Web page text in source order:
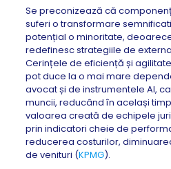
Se preconizează că
suferi o transformare
potențial o minoritate,
redefinesc strategiile de
Cerințele de eficiență și
pot duce la o mai mare
avocat și de instrumentele AI,
muncii, reducând în același
valoarea creată de echipele
prin indicatori cheie de
reducerea costurilor,
de venituri (KPMG).